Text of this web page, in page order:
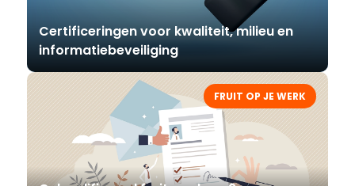
Certificeringen voor kwaliteit, milieu en
informatiebeveiliging
FRUIT OP JE WERK